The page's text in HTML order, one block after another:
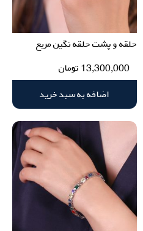
حلقه و پشت حلقه نگین مربع
13,300,000 تومان
اضافه به سبد خرید